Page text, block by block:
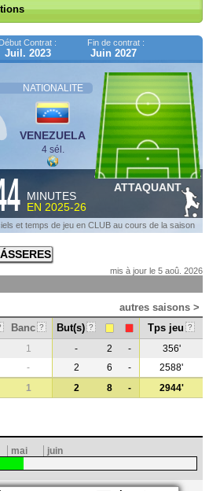
Début Contrat :
Juil. 2023
Fin de contrat :
Juin 2027
NATIONALITE
VENEZUELA
4 sél.
MINUTES
EN 2025-26
ATTAQUANT
et temps de jeu en CLUB au cours de la saison
mis à jour le 5 aoû. 2026
autres saisons >
Banc ? But(s) ? Tps jeu ?
1 - 2 -
356'
- 2 6 -
2588'
1 2 8 - 2944'
mai juin